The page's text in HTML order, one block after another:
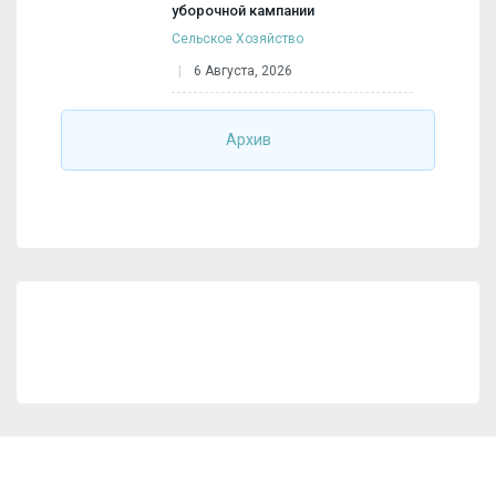
уборочной кампании
Сельское Хозяйство
6 Августа, 2026
Архив